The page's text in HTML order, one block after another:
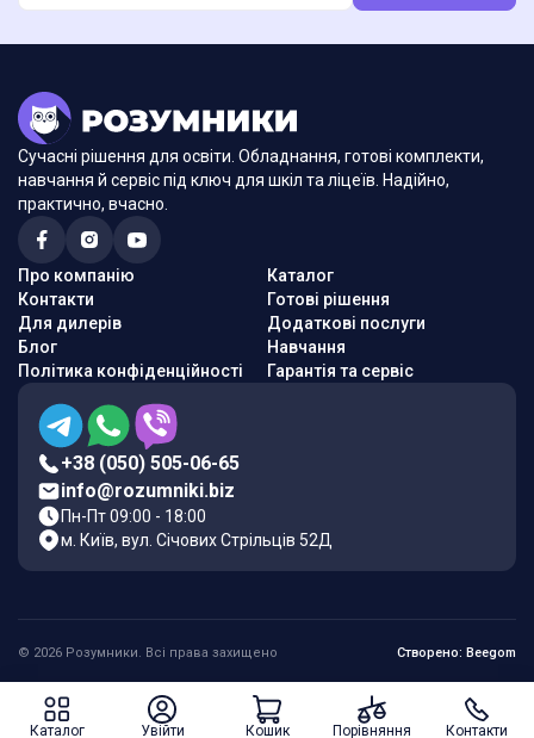
Сучасні рішення для освіти. Обладнання, готові комплекти,
навчання й сервіс під ключ для шкіл та ліцеїв. Надійно,
практично, вчасно.
Про компанію
Контакти
Для дилерів
Блог
Політика конфіденційності
Каталог
Готові рішення
Додаткові послуги
Навчання
Гарантія та сервіс
+38 (050) 505-06-65
info@rozumniki.biz
Пн-Пт 09:00 - 18:00
м. Київ, вул. Січових Стрільців 52Д
© 2026 Розумники. Всі права захищено Створено: Beegom
Каталог Увійти Кошик Порівняння Контакти